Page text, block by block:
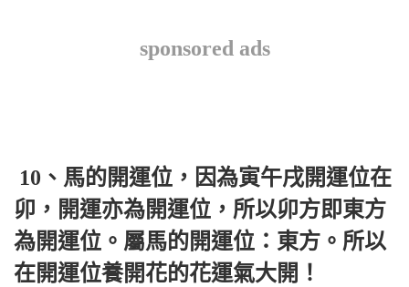
sponsored ads
卯，開運亦為開運位，所以卯方即東方
為開運位。屬馬的開運位：東方。所以
在開運位養開花的花運氣大開！